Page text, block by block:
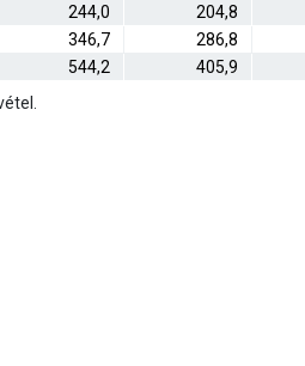
244,0
204,8
346,7
286,8
544,2
405,9